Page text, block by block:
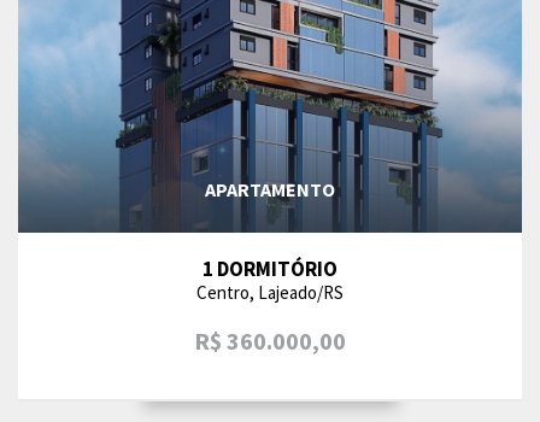
APARTAMENTO
1 DORMITÓRIO
Centro, Lajeado/RS
R$ 360.000,00